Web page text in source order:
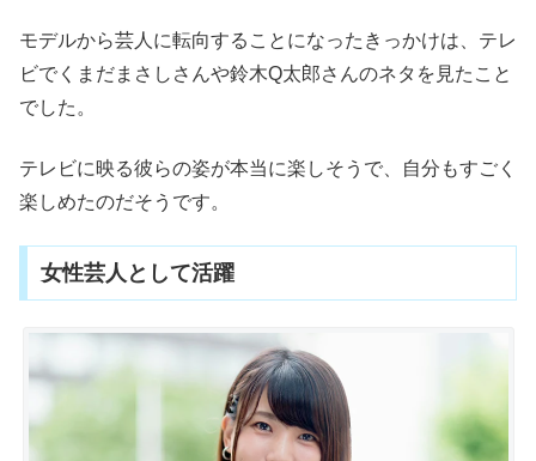
モデルから芸人に転向することになったきっかけは、テレ
ビでくまだまさしさんや鈴木Q太郎さんのネタを見たこと
でした。
テレビに映る彼らの姿が本当に楽しそうで、自分もすごく
楽しめたのだそうです。
女性芸人として活躍